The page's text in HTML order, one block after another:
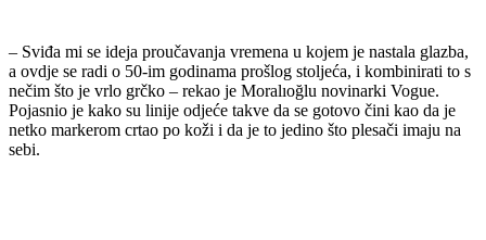
– Sviđa mi se ideja proučavanja vremena u kojem je nastala glazba,
a ovdje se radi o 50-im godinama prošlog stoljeća, i kombinirati to s
nečim što je vrlo grčko – rekao je Moralıoğlu novinarki Vogue.
Pojasnio je kako su linije odjeće takve da se gotovo čini kao da je
netko markerom crtao po koži i da je to jedino što plesači imaju na
sebi.